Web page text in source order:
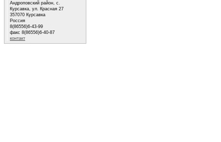
Андроповский район, с.
Курсавка, ул. Красная 27
357070 Курсавка
Россия
8(86556)6-43-99
факс 8(86556)6-40-87
контакт